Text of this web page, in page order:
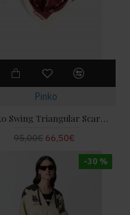
Pinko
Pinko Swing Triangular Scarf With Floral Paisley Print Μαντήλι
95,00€ 66,50€
-30 %